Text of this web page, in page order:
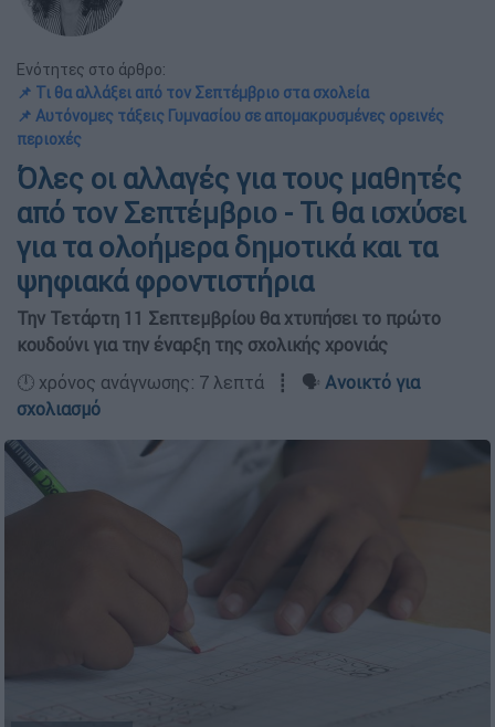
Ενότητες στο άρθρο:
📌 Τι θα αλλάξει από τον Σεπτέμβριο στα σχολεία
📌 Αυτόνομες τάξεις Γυμνασίου σε απομακρυσμένες ορεινές
περιοχές
Όλες οι αλλαγές για τους μαθητές
από τον Σεπτέμβριο - Τι θα ισχύσει
για τα ολοήμερα δημοτικά και τα
ψηφιακά φροντιστήρια
Την Τετάρτη 11 Σεπτεμβρίου θα χτυπήσει το πρώτο
κουδούνι για την έναρξη της σχολικής χρονιάς
🕛 χρόνος ανάγνωσης: 7 λεπτά ┋ 🗣️ Ανοικτό για
σχολιασμό